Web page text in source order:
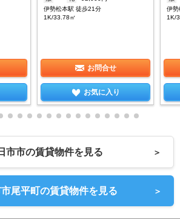
伊勢松本駅 徒歩21分
1K/33.78㎡
お問合せ
お気に入り
伊
1K/
市市の賃貸物件を見る ＞
市尾平町の賃貸物件を見る ＞